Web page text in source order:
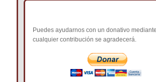
Puedes ayudarnos con un donativo
cualquier contribución se agradecerá.